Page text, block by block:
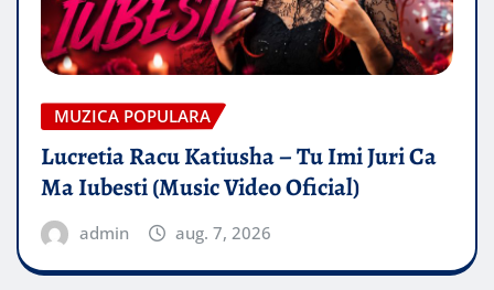
MUZICA POPULARA
Lucretia Racu Katiusha – Tu Imi Juri Ca
Ma Iubesti (Music Video Oficial)
admin aug. 7, 2026